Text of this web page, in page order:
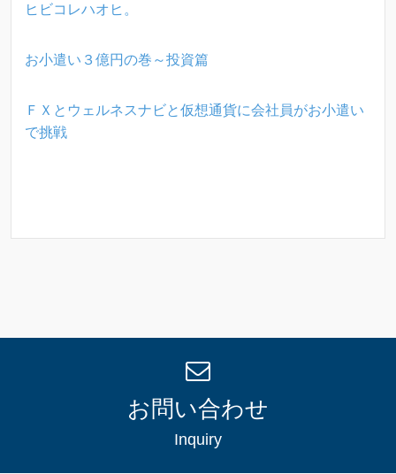
ヒビコレハオヒ。
お小遣い３億円の巻～投資篇
ＦＸとウェルネスナビと仮想通貨に会社員がお小遣い
で挑戦
お問い合わせ
Inquiry